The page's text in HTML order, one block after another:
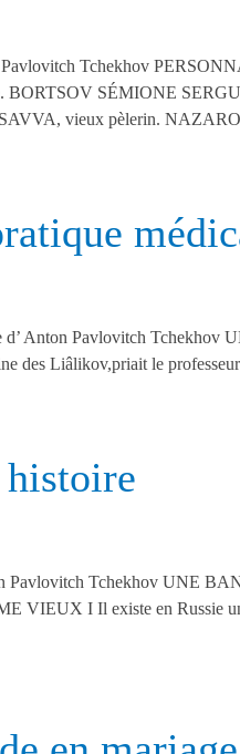
Pavlovitch Tchekhov
BORTSOV SÉMIONE
vieux pèlerin.
d’ Anton Pavlovitch
des Liâlikov,priait le
histoire
Pavlovitch Tchekhov UNE
VIEUX I Il existe en Russie